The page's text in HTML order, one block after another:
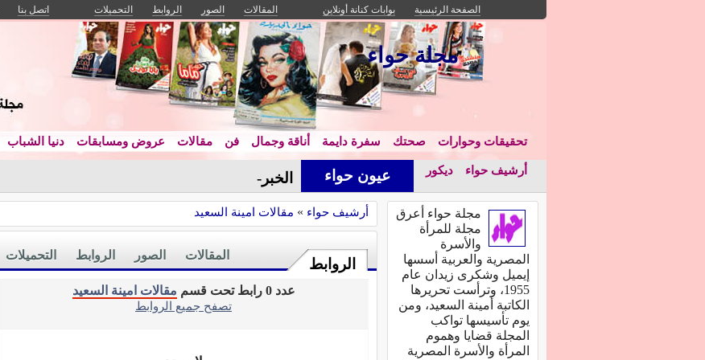
الصفحة الرئيسية بوابات كنانة أونلاين المقالات الصور الروابط التحميلات اتصل بنا
مجلة حواء
تحقيقات وحوارات صحتك سفرة دايمة أناقة وجمال فن مقالات عروض ومسابقات دنيا الشباب
أرشيف حواء ديكور عيون حواء الخبراء _
أرشيف حواء » مقالات امينة السعيد
الروابط
التحميلات الروابط الصور المقالات
عدد 0 رابط تحت قسم
مقالات امينة السعيد
تصفح جميع الروابط
مجلة حواء أعرق
مجلة للمرأة
والأسرة
المصرية والعربية أسسها
إيميل وشكرى زيدان عام
1955، وترأست تحريرها
الكاتبة أمينة السعيد، ومن
يوم تأسيسها تواكب
المجلة قضايا وهموم
المرأة والأسرة المصرية